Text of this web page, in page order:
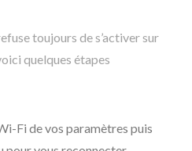
toujours de s’activer sur
quelques étapes
Fi de vos paramètres puis